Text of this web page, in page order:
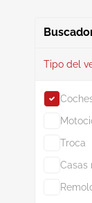
Tipo del
Troca
Casas